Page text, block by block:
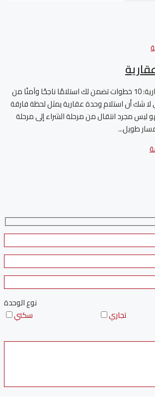
رحلة استلام وحدة عقارية: 10 خطوات تضمن لك استلامًا ناجحًا وآمنًا من
لا شك أن استلام وحدة عقارية يمثل لحظة فارقة
مجرد انتقال من مرحلة الشراء إلى مرحلة
طويل...
نوع الوحدة
سكني
تجاري